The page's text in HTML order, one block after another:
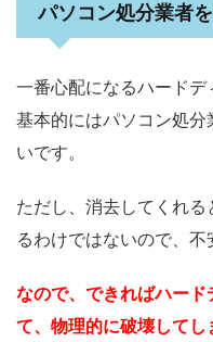
パソコン処分業者
一番心配になるハードデ
基本的にはパソコン処
いです。
ただし、消去してくれ
るわけではないので、不
なので、できればハー
て、物理的に破壊してし